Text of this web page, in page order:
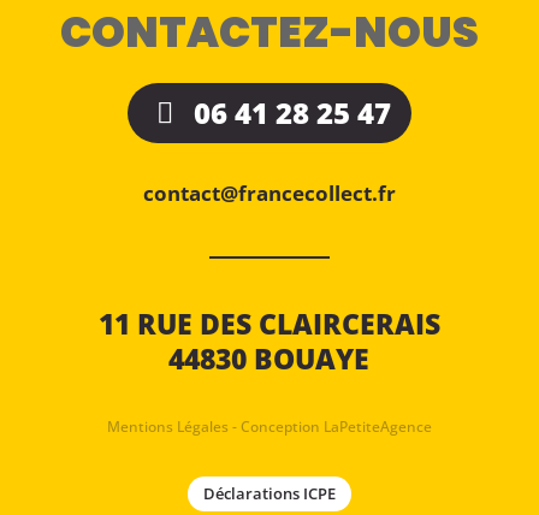
CONTACTEZ-NOUS
06 41 28 25 47
contact@francecollect.fr
11 RUE DES CLAIRCERAIS
44830 BOUAYE
Mentions Légales - Conception LaPetiteAgence
Déclarations ICPE